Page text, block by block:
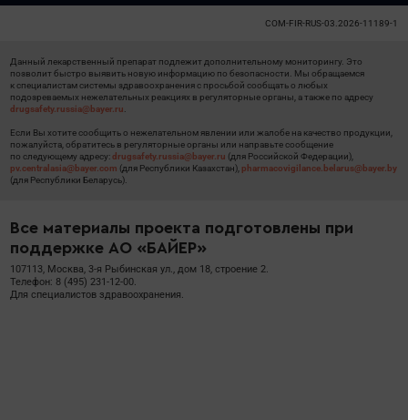
COM-FIR-RUS-03.2026-11189-1
Данный лекарственный препарат подлежит дополнительному мониторингу. Это
позволит быстро выявить новую информацию по безопасности. Мы обращаемся
к специалистам системы здравоохранения с просьбой сообщать о любых
подозреваемых нежелательных реакциях в регуляторные органы, а также по адресу
drugsafety.russia@bayer.ru
Если Вы хотите сообщить о нежелательном явлении или жалобе на качество продукции,
пожалуйста, обратитесь в регуляторные органы или направьте сообщение
по следующему адресу:drugsafety.russia@bayer.ru (для Российской Федерации),
pv.centralasia@bayer.com (для Республики Казахстан), pharmacovigilance.belarus@bayer.by
(для Республики Беларусь).
Все материалы проекта подготовлены при
поддержке АО «БАЙЕР»
107113, Москва, 3-я Рыбинская ул., дом 18, строение 2.
Телефон: 8 (495) 231-12-00.
Для специалистов здравоохранения.